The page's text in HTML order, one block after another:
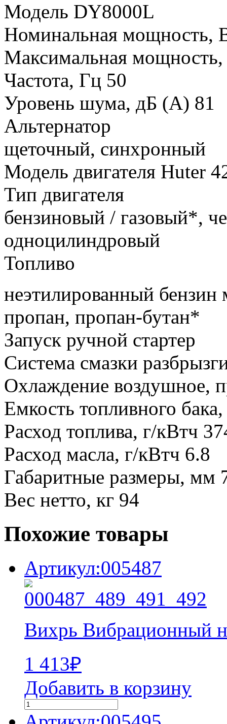
Модель DY8000L
Номинальная мощность,
Максимальная
Частота, Гц 50
Уровень шума, дБ (А) 81
Альтернатор
щеточный, синхронный
Модель двигателя Huter
Тип двигателя
бензиновый / газовый*,
одноцилиндровый
Топливо
неэтилированный
пропан, пропан-бутан*
Запуск ручной стартер
Система смазки
Охлаждение воздушное,
Емкость топливного
Расход топлива, г/кВтч
Расход масла, г/кВтч 6.8
Габаритные размеры, мм
Вес нетто, кг 94
Похожие товары
Артикул:005487
Вихрь Вибрационный
1 413₽
Добавить в корзину